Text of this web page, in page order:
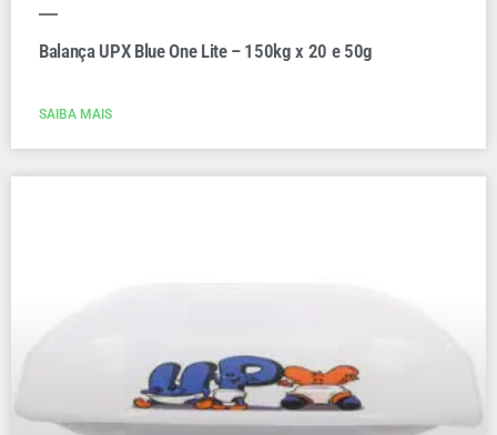
Balança UPX Blue One Lite – 150kg x 20 e 50g
SAIBA MAIS